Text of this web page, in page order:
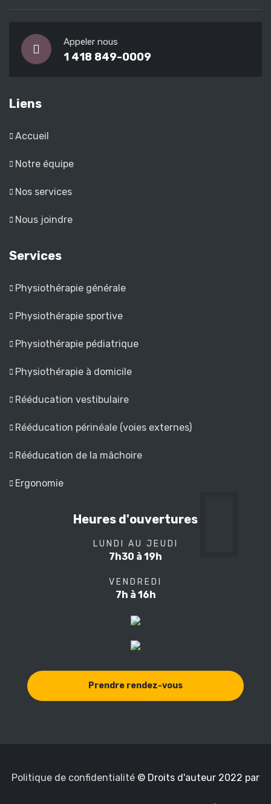
Appeler nous
1 418 849-0009
Liens
Accueil
Notre équipe
Nos services
Nous joindre
Services
Physiothérapie générale
Physiothérapie sportive
Physiothérapie pédiatrique
Physiothérapie à domicile
Rééducation vestibulaire
Rééducation périnéale (voies externes)
Rééducation de la mâchoire
Ergonomie
Heures d'ouvertures
LUNDI AU JEUDI
7h30 à 19h
VENDREDI
7h à 16h
Prendre rendez-vous
Politique de confidentialité © Droits d'auteur 2022 par